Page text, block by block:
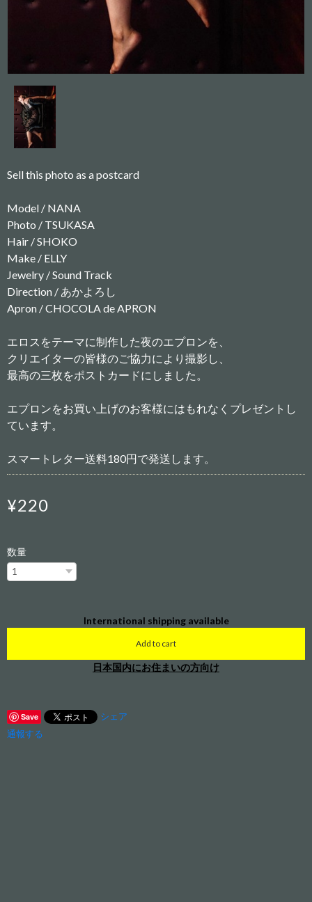
Sell this photo as a postcard
Model / NANA
Photo / TSUKASA
Hair / SHOKO
Make / ELLY
Jewelry / Sound Track
Direction / あかよろし
Apron / CHOCOLA de APRON
エロスをテーマに制作した夜のエプロンを、
クリエイターの皆様のご協力により撮影し、
最高の三枚をポストカードにしました。
エプロンをお買い上げのお客様にはもれなくプレゼントし
ています。
スマートレター送料180円で発送します。
¥220
数量
International shipping available
Add to cart
日本国内にお住まいの方向け
Save
シェア
通報する